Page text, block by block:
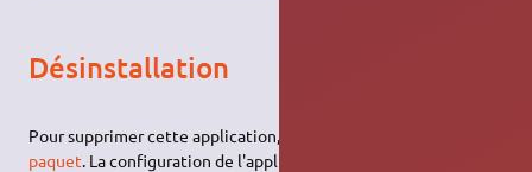
Désinstallation
Pour supprimer cette application, il suffit de
paquet. La configuration de l'application sera conservée ou